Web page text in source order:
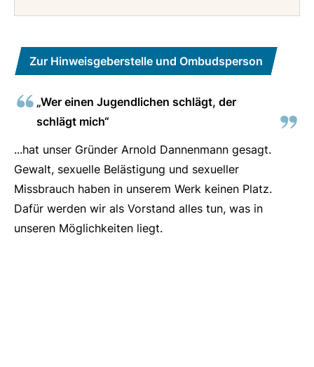
Zur Hinweisgeberstelle und Ombudsperson
„Wer einen Jugendlichen schlägt, der
schlägt mich“
...hat unser Gründer Arnold Dannenmann gesagt.
Gewalt, sexuelle Belästigung und sexueller
Missbrauch haben in unserem Werk keinen Platz.
Dafür werden wir als Vorstand alles tun, was in
unseren Möglichkeiten liegt.